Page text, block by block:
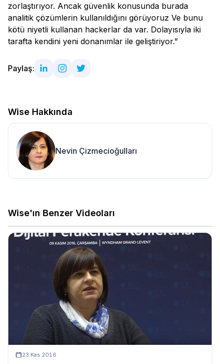
zorlaştırıyor. Ancak güvenlik konusunda burada
analitik çözümlerin kullanıldığını görüyoruz Ve bunu
kötü niyetli kullanan hackerlar da var. Dolayısıyla iki
tarafta kendini yeni donanımlar ile geliştiriyor.”
Paylaş:
Wise Hakkında
Nevin Çizmecioğulları
Wise'ın Benzer Videoları
23 Kas 2016